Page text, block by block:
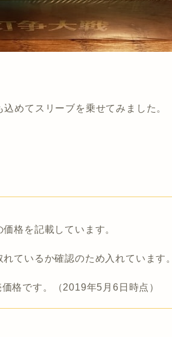
めてスリーブを乗せてみました。
格を記載しています。
ているか確認のため入れています。
格です。（2019年5月6日時点）